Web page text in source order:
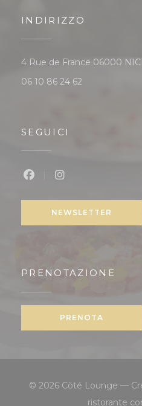
INDIRIZZO
4 Rue de France 06000
06 10 86 24 62
SEGUICI
NEWSLETTER
PRENOTAZIONE
PRENOTA
© 2026 Côté Lounge —
ristorante